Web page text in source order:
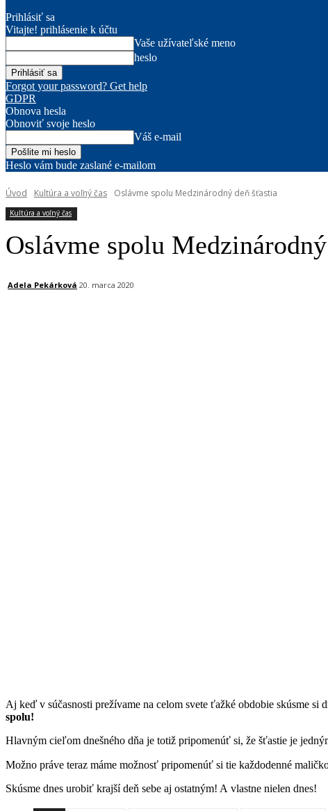
Prihlásiť sa
Vitajte! prihlásenie k účtu
Vaše užívateľské meno
heslo
Forgot your password? Get help
GDPR
Obnova hesla
Obnoviť svoje heslo
Váš e-mail
Heslo vám bude zaslané e-mailom
Úvod Kultúra a voľný čas Oslávme spolu Medzinárodný deň šťastia
Kultúra a voľný čas
Oslávme spolu
Adela Pekárková 20. marca 2020
Aj keď v súčasnosti prežívame na celom svete ťažké obdobie skúsme
spolu!
Hlavným cieľom dnešného dňa je totiž pripomenúť si, že šťastie je
Možno práve teraz máme možnosť pripomenúť si tie každodenné
Skúsme dnes urobiť krajší deň sebe aj ostatným! A vlastne nielen dnes!